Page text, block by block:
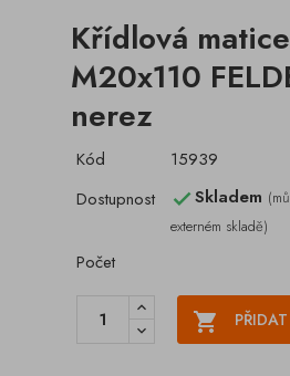
Křídlová matice
M20x110
nerez
Kód
15939
Dostupnost
Skladem
externém skladě)
Počet
